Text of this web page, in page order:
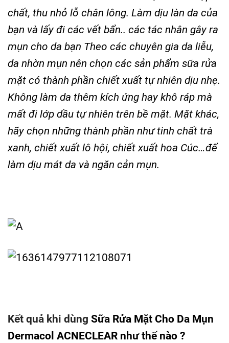
chất, thu nhỏ lỗ chân lông. Làm dịu làn da của
bạn và lấy đi các vết bẩn.. các tác nhân gây ra
mụn cho da bạn Theo các chuyên gia da liễu,
da nhờn mụn nên chọn các sản phẩm sữa rửa
mặt có thành phần chiết xuất tự nhiên dịu nhẹ.
Không làm da thêm kích ứng hay khô ráp mà
mất đi lớp dầu tự nhiên trên bề mặt. Mặt khác,
hãy chọn những thành phần như tinh chất trà
xanh, chiết xuất lô hội, chiết xuất hoa Cúc…để
làm dịu mát da và ngăn cản mụn.
Kết quả khi dùng Sữa Rửa Mặt Cho Da Mụn
Dermacol ACNECLEAR như thế nào ?